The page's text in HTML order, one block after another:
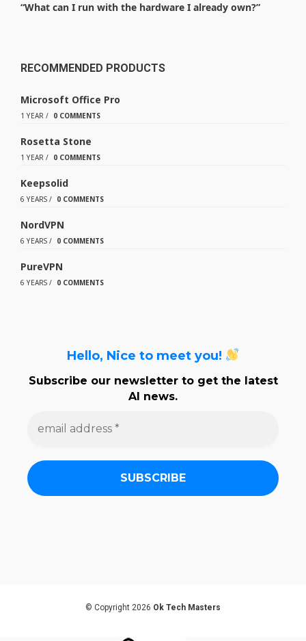
“What can I run with the hardware I already own?”
RECOMMENDED PRODUCTS
Microsoft Office Pro
1 YEAR / 0 COMMENTS
Rosetta Stone
1 YEAR / 0 COMMENTS
Keepsolid
6 YEARS / 0 COMMENTS
NordVPN
6 YEARS / 0 COMMENTS
PureVPN
6 YEARS / 0 COMMENTS
Hello, Nice to meet you!
Subscribe our newsletter to get the latest
AI news.
a
d
© Copyright 2026 Ok Tech Masters